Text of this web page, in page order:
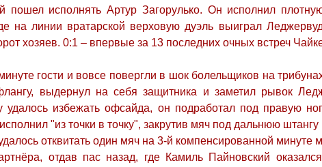
пошел исполнять Артур Загорулько. Он исполнил
на линии вратарской верховую дуэль выиграл
хозяев. 0:1 – впервые за 13 последних очных встреч
гости и вовсе повергли в шок болельщиков на
выдернул на себя защитника и заметил рывок
удалось избежать офсайда, он подработал под правую
"из точки в точку", закрутив мяч под дальнюю
отквитать один мяч на 3-й компенсированной минуте
отдав пас назад, где Камиль Пайновский